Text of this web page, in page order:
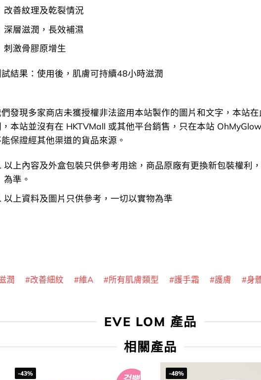
改善紋理及乾裂情況
深層滋潤，長效補濕
刺激骨膠原增生
結果：使用後，肌膚可持續48小時滋潤
發現多家商店未獲授權非法盜用本站製作的圖片和文字，本站
本站並沒有在 HKTVMall 或其他平台銷售，只在本站
保證經其他渠道的貨品來源。
以上內容及外盒包裝只供參考用途，商品原廠有更換新包裝權利
為準。
以上資料及圖片只供參考，一切以實物為準
潤 改善細紋 維A 所有肌膚類型 護手霜 護膚 身
EVE LOM 產品
相關產品
-43% -48%